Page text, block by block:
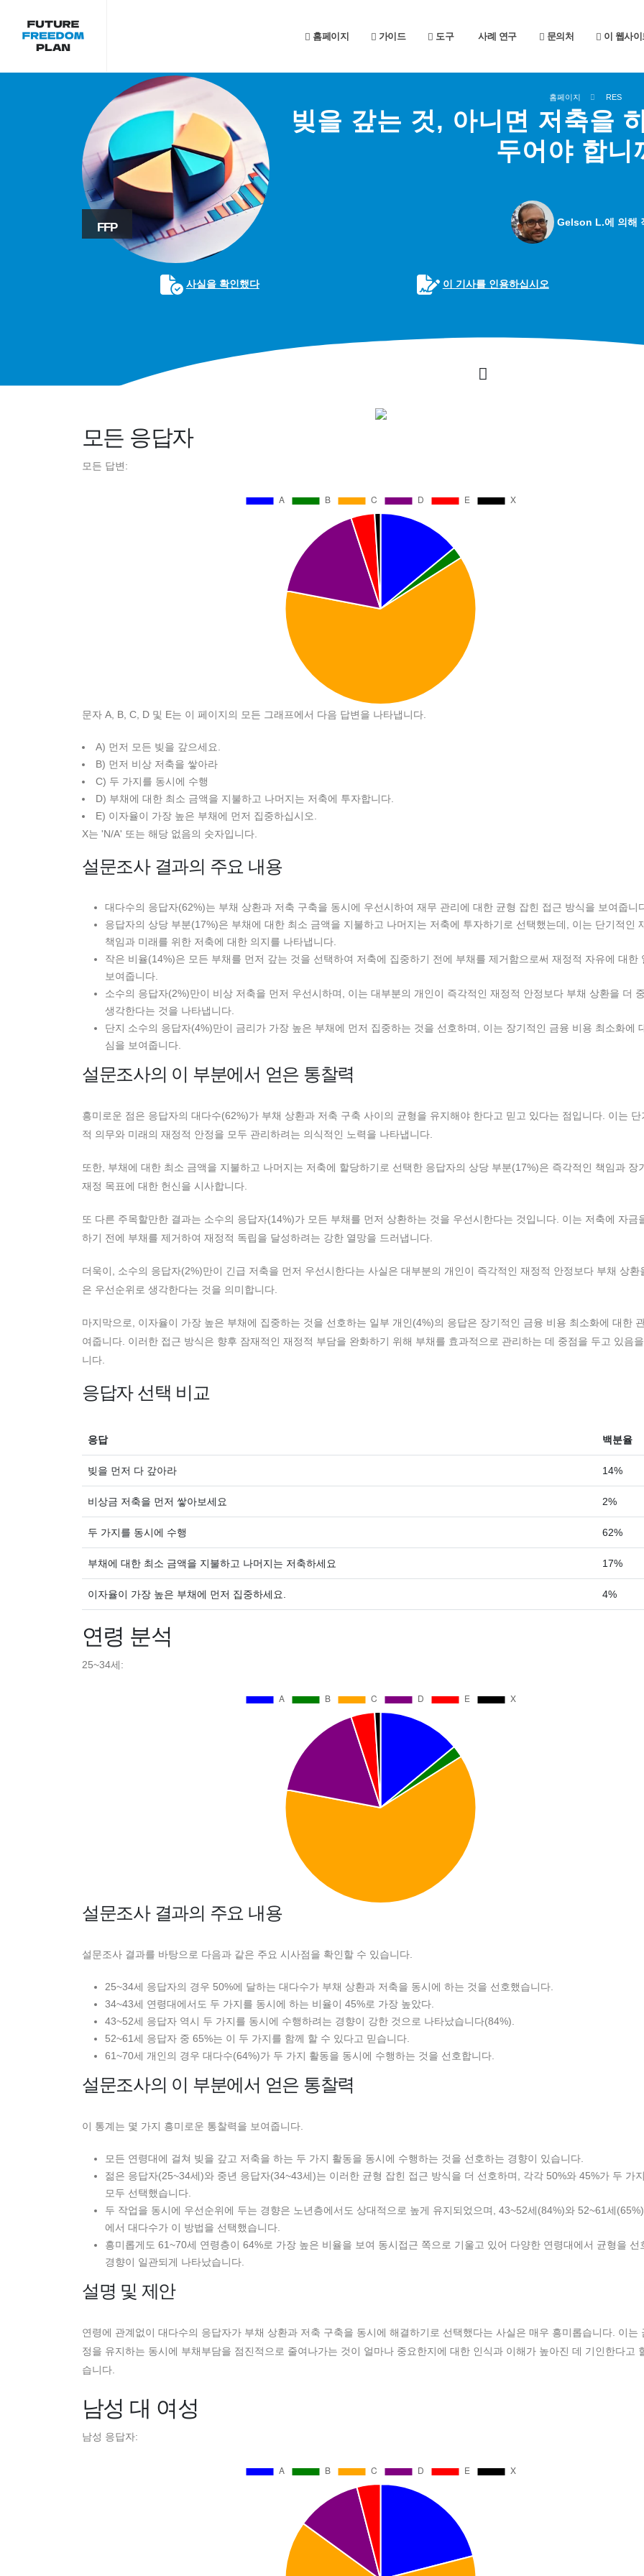
홈페이지 가이드 도구 사례 연구 문의처 이 웹사
FFP
홈페이지 RES
빚을 갚는 것, 아니면 저축을
두어야 합니
Gelson L.에 의해
사실을 확인했다 이 기사를 인용하십시오
모든 응답자
모든 답변:
문자 A, B, C, D 및 E는 이 페이지의 모든 그래프에서 다음 답변을 나타냅니다.
A) 먼저 모든 빚을 갚으세요.
B) 먼저 비상 저축을 쌓아라
C) 두 가지를 동시에 수행
D) 부채에 대한 최소 금액을 지불하고 나머지는 저축에 투자합니다.
E) 이자율이 가장 높은 부채에 먼저 집중하십시오.
X는 'N/A' 또는 해당 없음의 숫자입니다.
설문조사 결과의 주요 내용
대다수의 응답자(62%)는 부채 상환과 저축 구축을 동시에 우선시하여 재무 관리에 대한 균형 잡힌 접근 방식을 보여줍니
응답자의 상당 부분(17%)은 부채에 대한 최소 금액을 지불하고 나머지는 저축에 투자하기로 선택했는데, 이는 단기적인
책임과 미래를 위한 저축에 대한 의지를 나타냅니다.
작은 비율(14%)은 모든 부채를 먼저 갚는 것을 선택하여 저축에 집중하기 전에 부채를 제거함으로써 재정적 자유에 대한
보여줍니다.
소수의 응답자(2%)만이 비상 저축을 먼저 우선시하며, 이는 대부분의 개인이 즉각적인 재정적 안정보다 부채 상환을 더
생각한다는 것을 나타냅니다.
단지 소수의 응답자(4%)만이 금리가 가장 높은 부채에 먼저 집중하는 것을 선호하며, 이는 장기적인 금융 비용 최소화에
심을 보여줍니다.
설문조사의 이 부분에서 얻은 통찰력
흥미로운 점은 응답자의 대다수(62%)가 부채 상환과 저축 구축 사이의 균형을 유지해야 한다고 믿고 있다는 점입니다. 이는 단
적 의무와 미래의 재정적 안정을 모두 관리하려는 의식적인 노력을 나타냅니다.
또한, 부채에 대한 최소 금액을 지불하고 나머지는 저축에 할당하기로 선택한 응답자의 상당 부분(17%)은 즉각적인 책임과 장
재정 목표에 대한 헌신을 시사합니다.
또 다른 주목할만한 결과는 소수의 응답자(14%)가 모든 부채를 먼저 상환하는 것을 우선시한다는 것입니다. 이는 저축에 자금
하기 전에 부채를 제거하여 재정적 독립을 달성하려는 강한 열망을 드러냅니다.
더욱이, 소수의 응답자(2%)만이 긴급 저축을 먼저 우선시한다는 사실은 대부분의 개인이 즉각적인 재정적 안정보다 부채 상환
은 우선순위로 생각한다는 것을 의미합니다.
마지막으로, 이자율이 가장 높은 부채에 집중하는 것을 선호하는 일부 개인(4%)의 응답은 장기적인 금융 비용 최소화에 대한
여줍니다. 이러한 접근 방식은 향후 잠재적인 재정적 부담을 완화하기 위해 부채를 효과적으로 관리하는 데 중점을 두고 있음
니다.
응답자 선택 비교
응답 백분율
빚을 먼저 다 갚아라 14%
비상금 저축을 먼저 쌓아보세요 2%
두 가지를 동시에 수행 62%
부채에 대한 최소 금액을 지불하고 나머지는 저축하세요 17%
이자율이 가장 높은 부채에 먼저 집중하세요. 4%
연령 분석
25~34세:
설문조사 결과의 주요 내용
설문조사 결과를 바탕으로 다음과 같은 주요 시사점을 확인할 수 있습니다.
25~34세 응답자의 경우 50%에 달하는 대다수가 부채 상환과 저축을 동시에 하는 것을 선호했습니다.
34~43세 연령대에서도 두 가지를 동시에 하는 비율이 45%로 가장 높았다.
43~52세 응답자 역시 두 가지를 동시에 수행하려는 경향이 강한 것으로 나타났습니다(84%).
52~61세 응답자 중 65%는 이 두 가지를 함께 할 수 있다고 믿습니다.
61~70세 개인의 경우 대다수(64%)가 두 가지 활동을 동시에 수행하는 것을 선호합니다.
설문조사의 이 부분에서 얻은 통찰력
이 통계는 몇 가지 흥미로운 통찰력을 보여줍니다.
모든 연령대에 걸쳐 빚을 갚고 저축을 하는 두 가지 활동을 동시에 수행하는 것을 선호하는 경향이 있습니다.
젊은 응답자(25~34세)와 중년 응답자(34~43세)는 이러한 균형 잡힌 접근 방식을 더 선호하며, 각각 50%와 45%가 두 가
모두 선택했습니다.
두 작업을 동시에 우선순위에 두는 경향은 노년층에서도 상대적으로 높게 유지되었으며, 43~52세(84%)와 52~61세
에서 대다수가 이 방법을 선택했습니다.
흥미롭게도 61~70세 연령층이 64%로 가장 높은 비율을 보여 동시접근 쪽으로 기울고 있어 다양한 연령대에서 균형을 선
경향이 일관되게 나타났습니다.
설명 및 제안
연령에 관계없이 대다수의 응답자가 부채 상환과 저축 구축을 동시에 해결하기로 선택했다는 사실은 매우 흥미롭습니다. 이는
정을 유지하는 동시에 부채부담을 점진적으로 줄여나가는 것이 얼마나 중요한지에 대한 인식과 이해가 높아진 데 기인한다고
습니다.
남성 대 여성
남성 응답자: